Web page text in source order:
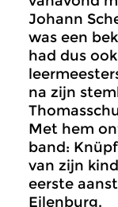
Johann
was een
had dus
na zijn
Met hem
band:
van zijn
eerste
Eilenburg.